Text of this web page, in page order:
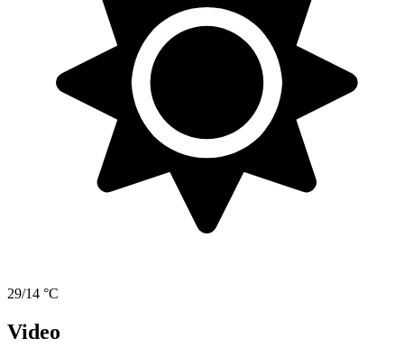
29/14 °C
Video